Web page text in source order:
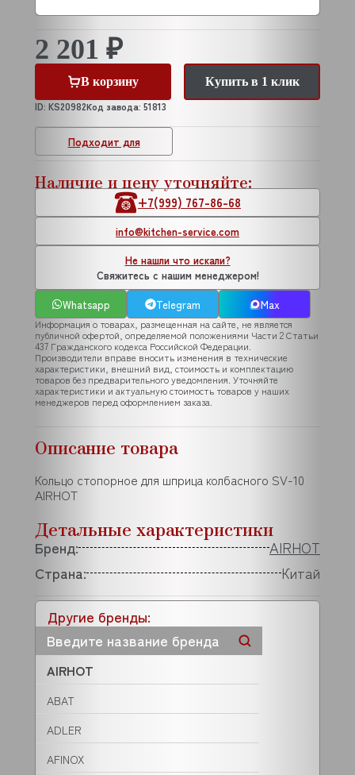
Другие бренды:
AIRHOT
ABAT
ADLER
AFINOX
Подходит для
2 201 ₽
В корзину
Купить в 1 клик
ID: KS20982Код завода: 51813
Наличие и цену уточняйте:
+7(999) 767-86-68
info@kitchen-service.com
Не нашли что искали?
Свяжитесь с нашим менеджером!
Whatsapp
Telegram Max
Информация о товарах, размещенная на сайте, не является
публичной офертой, определяемой положениями Части 2 Статьи
437 Гражданского кодекса Российской Федерации.
Производители вправе вносить изменения в технические
характеристики, внешний вид, стоимость и комплектацию
товаров без предварительного уведомления. Уточняйте
характеристики и актуальную стоимость товаров у наших
менеджеров перед оформлением заказа.
Описание товара
Кольцо стопорное для шприца колбасного SV-10
AIRHOT
Детальные характеристики
Бренд:
AIRHOT
Страна:
Китай